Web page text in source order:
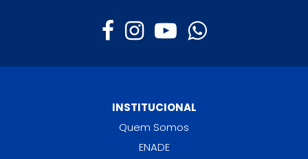
INSTITUCIONAL
Quem Somos
ENADE